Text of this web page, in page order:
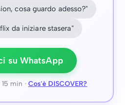
cosa guardo adesso?"
da iniziare stasera"
su WhatsApp
min · Cos'è DISCOVER?